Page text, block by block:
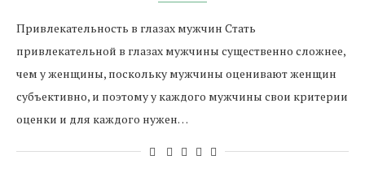
Привлекательность в глазах мужчин Стать
привлекательной в глазах мужчины существенно сложнее,
чем у женщины, поскольку мужчины оценивают женщин
субъективно, и поэтому у каждого мужчины свои критерии
оценки и для каждого нужен…